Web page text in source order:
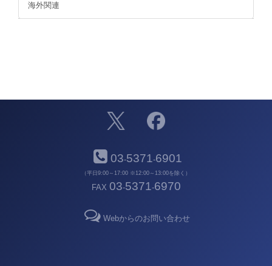
海外関連
03-5371-6901
（平日9:00～17:00 ※12:00～13:00を除く）
FAX 03-5371-6970
Webからのお問い合わせ